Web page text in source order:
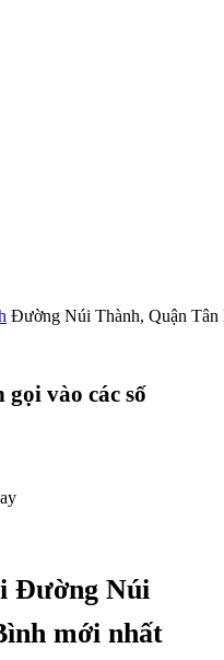
Đường Núi Thành, Quận Tân
vào các số
Đường Núi
mới nhất